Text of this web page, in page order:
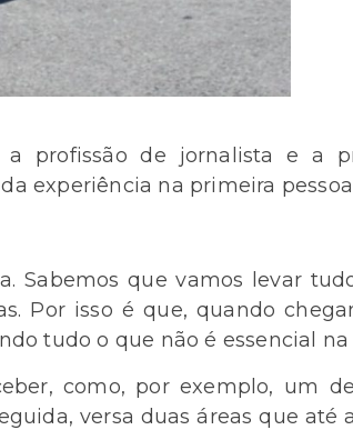
profissão de jornalista e a
experiência na primeira
Sabemos que vamos levar
Por isso é que, quando
tudo o que não é essencial na
como, por exemplo, um
versa duas áreas que até